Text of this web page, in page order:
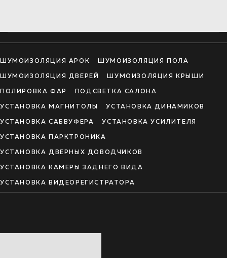
ШУМОИЗОЛЯЦИЯ АРОК ШУМОИЗОЛЯЦИЯ ПОЛА
ШУМОИЗОЛЯЦИЯ ДВЕРЕЙ ШУМОИЗОЛЯЦИЯ КРЫШИ
ПОЛИРОВКА ФАР ПОДСВЕТКА САЛОНА
УСТАНОВКА МАГНИТОЛЫ УСТАНОВКА ДИНАМИКОВ
УСТАНОВКА САБВУФЕРА УСТАНОВКА УСИЛИТЕЛЯ
УСТАНОВКА ПАРКТРОНИКА
УСТАНОВКА ДВЕРНЫХ ДОВОДЧИКОВ
УСТАНОВКА КАМЕРЫ ЗАДНЕГО ВИДА
УСТАНОВКА ВИДЕОРЕГИСТРАТОРА